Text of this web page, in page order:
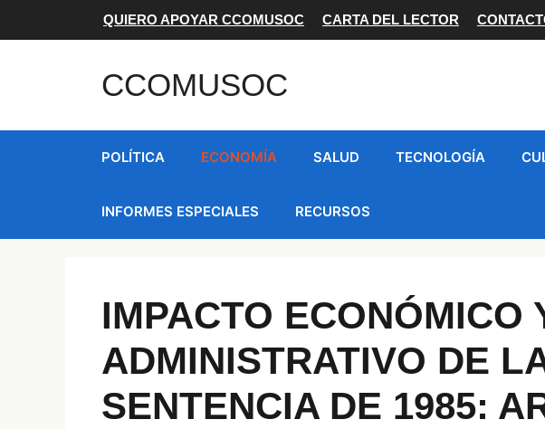
al
QUIERO APOYAR CCOMUSOC CARTA DEL LECTOR
CCOMUSOC
POLÍTICA ECONOMÍA SALUD TECNOLOGÍA
INFORMES ESPECIALES RECURSOS
IMPACTO ECONÓMICO
ADMINISTRATIVO DE
SENTENCIA DE 1985: